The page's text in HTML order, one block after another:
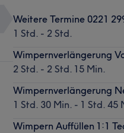
Weitere Termine 0221
1 Std. - 2 Std.
Wimpernverlängerung
2 Std. - 2 Std. 15 Min.
Wimpernverlängerung
1 Std. 30 Min. - 1 Std. 45
Wimpern Auffüllen 1:1